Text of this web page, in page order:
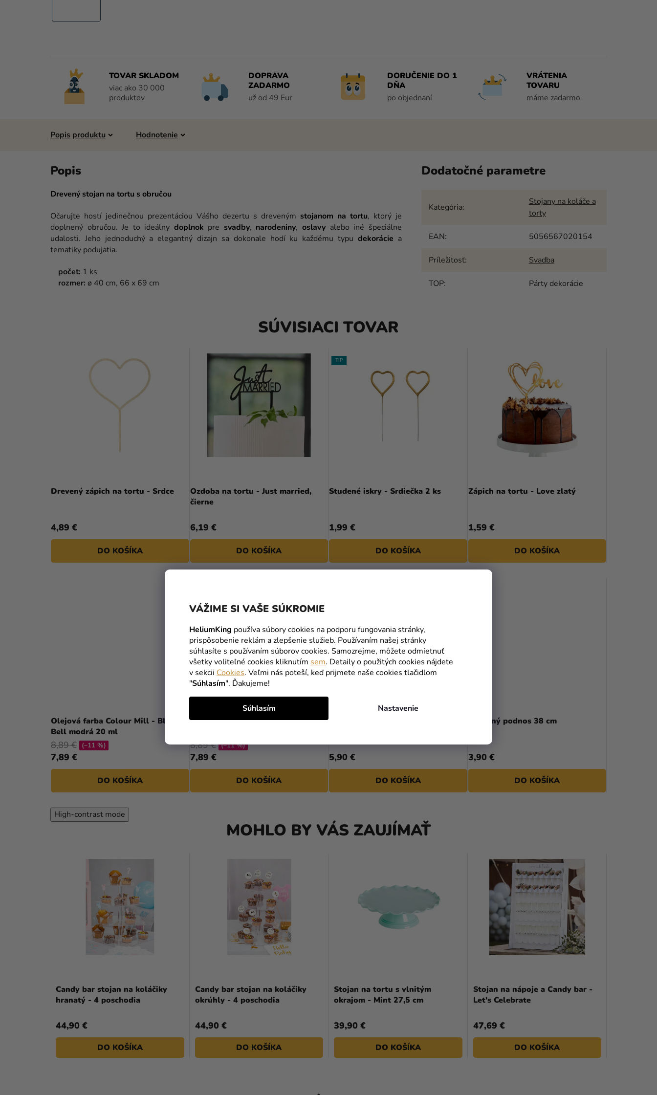
VÁŽIME SI VAŠE SÚKROMIE
HeliumKing používa súbory cookies na podporu fungovania stránky,
prispôsobenie reklám a zlepšenie služieb. Používaním našej stránky
súhlasíte s používaním súborov cookies. Samozrejme, môžete odmietnuť
všetky voliteľné cookies kliknutím sem. Detaily o použitých cookies nájdete
v sekcii Cookies. Veľmi nás poteší, keď prijmete naše cookies tlačidlom
"Súhlasím". Ďakujeme!
Nastavenie
Súhlasím
TOVAR SKLADOM
viac ako 30 000
produktov
DOPRAVA
ZADARMO
už od 49 Eur
DORUČENIE DO 1
DŇA
po objednaní
VRÁTENIA
TOVARU
máme zadarmo
Popis Hodnotenie
Drevený stojan na tortu s obručou
Očarujte hostí jedinečnou prezentáciou Vášho dezertu s dreveným stojanom na tortu, ktorý je
doplnený obručou. Je to ideálny doplnok pre svadby, narodeniny, oslavy alebo iné špeciálne
udalosti. Jeho jednoduchý a elegantný dizajn sa dokonale hodí ku každému typu dekorácie a
tematiky podujatia.
počet: 1 ks
rozmer: ø 40 cm, 66 x 69 cm
Dodatočné parametre
Kategória:
Stojany na koláče a
torty
EAN: 5056567020154
Príležitosť: Svadba
TOP: Párty dekorácie
SÚVISIACI TOVAR
Drevený zápich na tortu - Srdce
4,89 €
DO KOŠÍKA
Ozdoba na tortu - Just married,
čierne
6,19 €
DO KOŠÍKA
TIP
Studené iskry - Srdiečka 2 ks
1,99 €
DO KOŠÍKA
Zápich na tortu - Love zlatý
1,59 €
DO KOŠÍKA
Olejová farba Colour Mill - Blue
Bell modrá 20 ml
7,89 €
8,89 € (–11 %)
DO KOŠÍKA
Olejová farba Colour Mill - Navy
7,89 €
8,89 € (–11 %)
DO KOŠÍKA
5,90 €
DO KOŠÍKA
Drevený podnos 38 cm
3,90 €
DO KOŠÍKA
High-contrast mode
MOHLO BY VÁS ZAUJÍMAŤ
Candy bar stojan na koláčiky
hranatý - 4 poschodia
44,90 €
DO KOŠÍKA
Candy bar stojan na koláčiky
okrúhly - 4 poschodia
44,90 €
DO KOŠÍKA
Stojan na tortu s vlnitým
okrajom - Mint 27,5 cm
39,90 €
DO KOŠÍKA
Stojan na nápoje a Candy bar -
Let's Celebrate
47,69 €
DO KOŠÍKA